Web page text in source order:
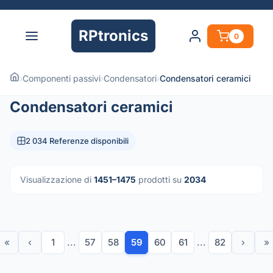
RPtronics 0
›Componenti passivi›Condensatori›Condensatori ceramici
Condensatori ceramici
2 034 Referenze disponibili
Visualizzazione di 1451–1475 prodotti su 2034
« ‹ 1 ... 57 58 59 60 61 ... 82 › »